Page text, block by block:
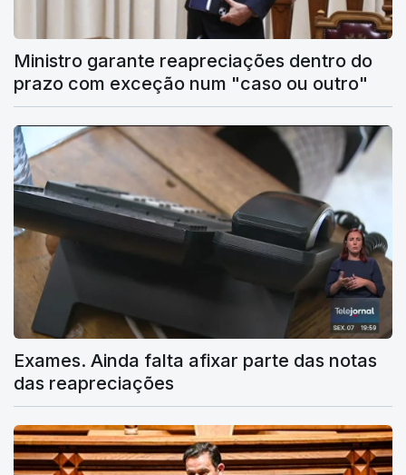
Ministro garante reapreciações dentro do
prazo com exceção num "caso ou outro"
Exames. Ainda falta afixar parte das notas
das reapreciações